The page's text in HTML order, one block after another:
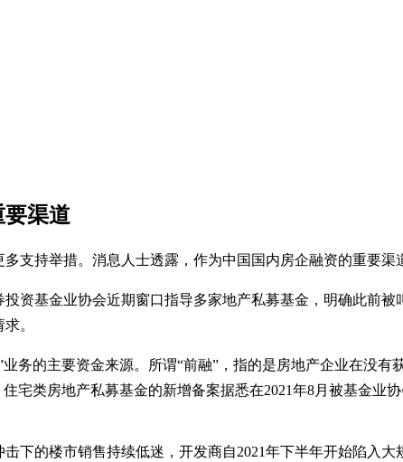
渠道
支持举措。消息人士透露，作为中国国内房企融资的重要渠
资基金业协会近期窗口指导多家地产私募基金，明确此前
。
务的主要资金来源。所谓“前融”，指的是房地产企业在没
宅类房地产私募基金的新增备案据悉在2021年8月被基金业协
下的楼市销售持续低迷，开发商自2021年下半年开始陷入